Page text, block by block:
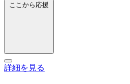
ここから応援
詳細を見る